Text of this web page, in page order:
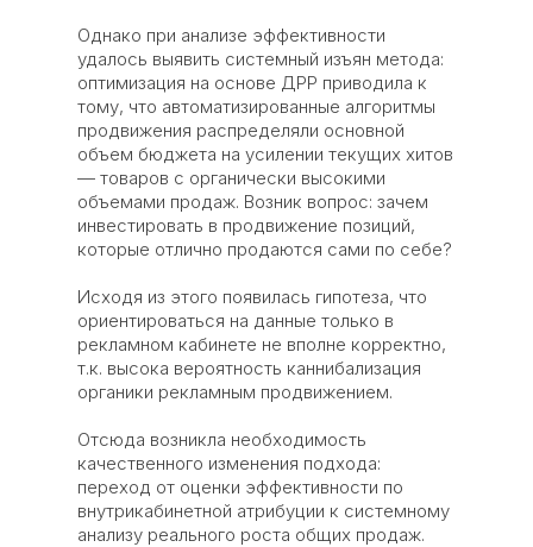
Однако при анализе эффективности
удалось выявить системный изъян метода:
оптимизация на основе ДРР приводила к
тому, что автоматизированные алгоритмы
продвижения распределяли основной
объем бюджета на усилении текущих хитов
— товаров с органически высокими
объемами продаж. Возник вопрос: зачем
инвестировать в продвижение позиций,
которые отлично продаются сами по себе?
Исходя из этого появилась гипотеза, что
ориентироваться на данные только в
рекламном кабинете не вполне корректно,
т.к. высока вероятность каннибализация
органики рекламным продвижением.
Отсюда возникла необходимость
качественного изменения подхода:
переход от оценки эффективности по
внутрикабинетной атрибуции к системному
анализу реального роста общих продаж.